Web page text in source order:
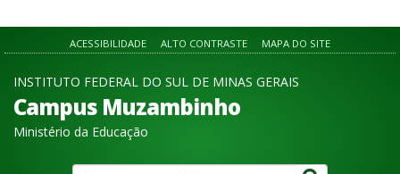
ACESSIBILIDADE ALTO CONTRASTE MAPA DO SITE
INSTITUTO FEDERAL DO SUL DE MINAS GERAIS
Campus Muzambinho
Ministério da Educação